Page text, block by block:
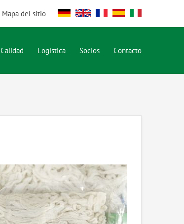
Mapa del sitio
Calidad Logística Socios Contacto